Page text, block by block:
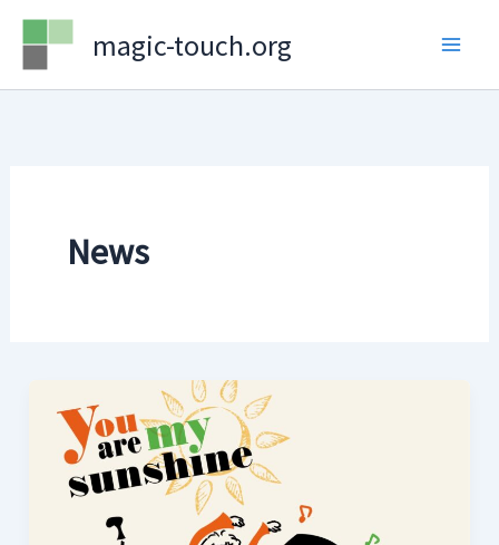
Skip
content
magic-touch.org
News